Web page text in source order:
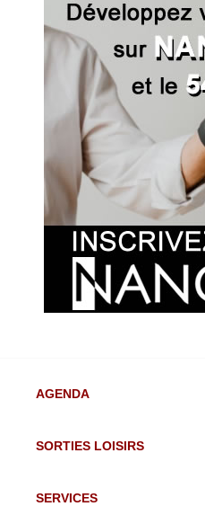
AGENDA
SORTIES LOISIRS
SERVICES